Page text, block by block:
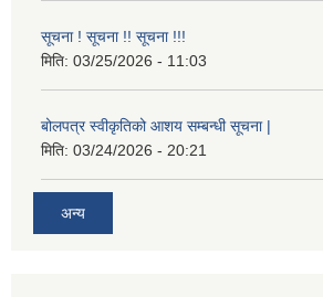
सूचना ! सूचना !! सूचना !!!
मिति: 03/25/2026 - 11:03
बोलपत्र स्वीकृतिको आशय सम्बन्धी सूचना |
मिति: 03/24/2026 - 20:21
अन्य